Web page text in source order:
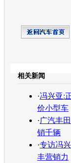
相关新闻
·冯兴亚:
价小型车
·广汽丰
销千辆
·专访冯
丰营销力